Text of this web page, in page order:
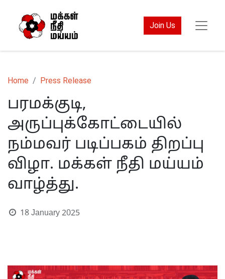
Join Us
Home Press Release
பரமக்குடி,
அருப்புக்கோட்டையில்
நம்மவர் படிப்பகம் திறப்பு
விழா. மக்கள் நீதி மய்யம்
வாழ்த்து.
18 January 2025